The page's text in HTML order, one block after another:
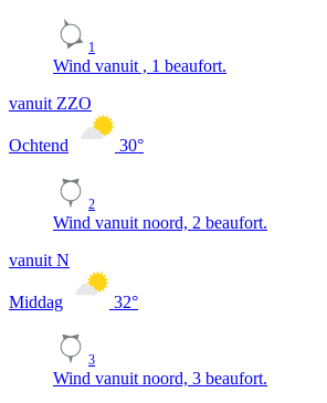
1
Wind vanuit , 1 beaufort.
vanuit ZZO
Ochtend 30°
2
Wind vanuit noord, 2 beaufort.
vanuit N
Middag 32°
3
Wind vanuit noord, 3 beaufort.